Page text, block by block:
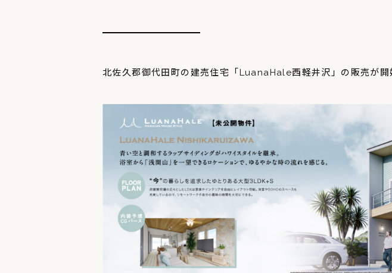
北佐久郡御代田町の建売住宅「LuanaHale西軽井沢」の販売が開